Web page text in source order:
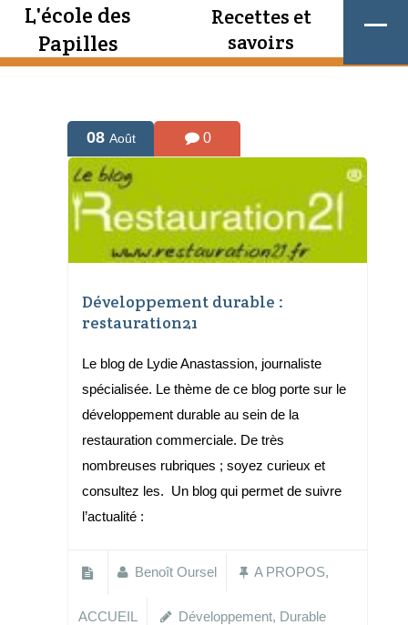
L'école des
Papilles
Recettes et
savoirs
08 Août 0
Développement durable :
restauration21
Le blog de Lydie Anastassion, journaliste
spécialisée. Le thème de ce blog porte sur le
développement durable au sein de la
restauration commerciale. De très
nombreuses rubriques ; soyez curieux et
consultez les. Un blog qui permet de suivre
l’actualité :
Benoît Oursel A PROPOS,
ACCUEIL Développement, Durable